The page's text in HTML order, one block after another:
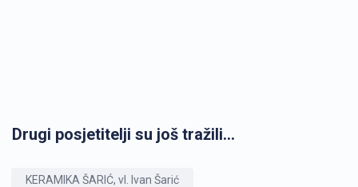
Drugi posjetitelji su još tražili...
KERAMIKA ŠARIĆ, vl. Ivan Šarić